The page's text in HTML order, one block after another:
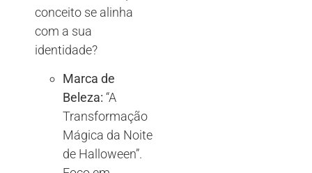
conceito se alinha
com a sua
identidade?
Marca de
Beleza: “A
Transformação
Mágica da Noite
de Halloween”.